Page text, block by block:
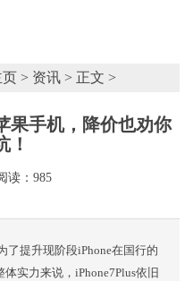
页 > 资讯 > 正文 >
果手机，降价也劝你
！
读：985
了提升现阶段iPhone在国行的
实力来说，iPhone7Plus依旧